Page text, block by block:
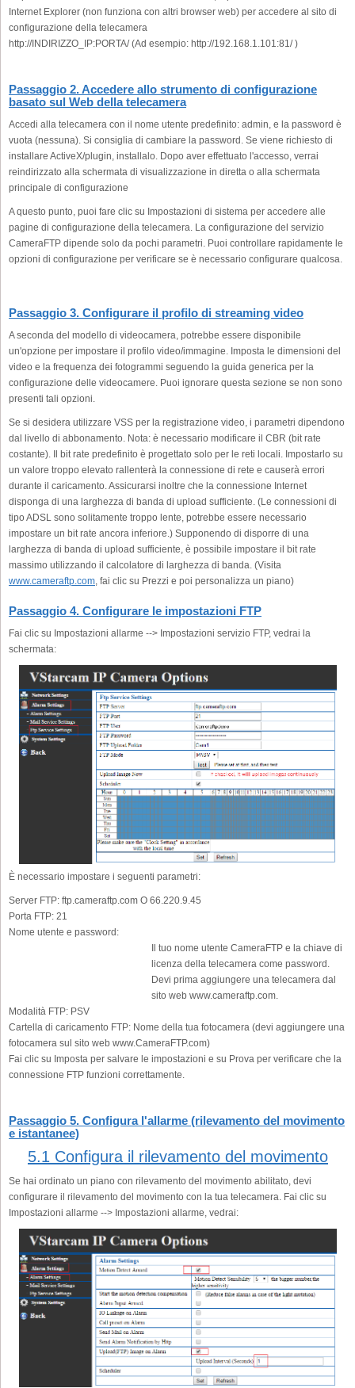
Internet Explorer (non funziona con altri browser web) per accedere al sito di
configurazione della telecamera
http://INDIRIZZO_IP:PORTA/ (Ad esempio: http://192.168.1.101:81/ )
Passaggio 2. Accedere allo strumento di configurazione
basato sul Web della telecamera
Accedi alla telecamera con il nome utente predefinito: admin, e la password è
vuota (nessuna). Si consiglia di cambiare la password. Se viene richiesto di
installare ActiveX/plugin, installalo. Dopo aver effettuato l'accesso, verrai
reindirizzato alla schermata di visualizzazione in diretta o alla schermata
principale di configurazione
A questo punto, puoi fare clic su Impostazioni di sistema per accedere alle
pagine di configurazione della telecamera. La configurazione del servizio
CameraFTP dipende solo da pochi parametri. Puoi controllare rapidamente le
opzioni di configurazione per verificare se è necessario configurare qualcosa.
Passaggio 3. Configurare il profilo di streaming video
A seconda del modello di videocamera, potrebbe essere disponibile
un'opzione per impostare il profilo video/immagine. Imposta le dimensioni del
video e la frequenza dei fotogrammi seguendo la guida generica per la
configurazione delle videocamere. Puoi ignorare questa sezione se non sono
presenti tali opzioni.
Se si desidera utilizzare VSS per la registrazione video, i parametri dipendono
dal livello di abbonamento. Nota: è necessario modificare il CBR (bit rate
costante). Il bit rate predefinito è progettato solo per le reti locali. Impostarlo su
un valore troppo elevato rallenterà la connessione di rete e causerà errori
durante il caricamento. Assicurarsi inoltre che la connessione Internet
disponga di una larghezza di banda di upload sufficiente. (Le connessioni di
tipo ADSL sono solitamente troppo lente, potrebbe essere necessario
impostare un bit rate ancora inferiore.) Supponendo di disporre di una
larghezza di banda di upload sufficiente, è possibile impostare il bit rate
massimo utilizzando il calcolatore di larghezza di banda. (Visita
www.cameraftp.com, fai clic su Prezzi e poi personalizza un piano)
Passaggio 4. Configurare le impostazioni FTP
Fai clic su Impostazioni allarme --> Impostazioni servizio FTP, vedrai la
schermata:
È necessario impostare i seguenti parametri:
Server FTP: ftp.cameraftp.com O 66.220.9.45
Porta FTP: 21
Nome utente e password:
Il tuo nome utente CameraFTP e la chiave di
licenza della telecamera come password.
Devi prima aggiungere una telecamera dal
sito web www.cameraftp.com.
Modalità FTP: PSV
Cartella di caricamento FTP: Nome della tua fotocamera (devi aggiungere una
fotocamera sul sito web www.CameraFTP.com)
Fai clic su Imposta per salvare le impostazioni e su Prova per verificare che la
connessione FTP funzioni correttamente.
Passaggio 5. Configura l'allarme (rilevamento del movimento
e istantanee)
5.1 Configura il rilevamento del movimento
Se hai ordinato un piano con rilevamento del movimento abilitato, devi
configurare il rilevamento del movimento con la tua telecamera. Fai clic su
Impostazioni allarme --> Impostazioni allarme, vedrai: